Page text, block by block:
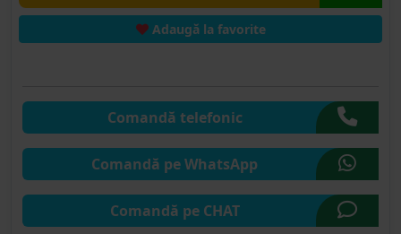
Adaugă la favorite
Comandă telefonic
Comandă pe WhatsApp
Comandă pe CHAT